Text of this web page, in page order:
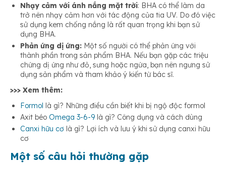
Nhạy cảm với ánh nắng mặt trời: BHA có thể làm da
trở nên nhạy cảm hơn với tác động của tia UV. Do đó việc
sử dụng kem chống nắng là rất quan trọng khi bạn sử
dụng BHA.
Phản ứng dị ứng: Một số người có thể phản ứng với
thành phần trong sản phẩm BHA. Nếu bạn gặp các triệu
chứng dị ứng như đỏ, sưng hoặc ngứa, bạn nên ngưng sử
dụng sản phẩm và tham khảo ý kiến từ bác sĩ.
>>> Xem thêm:
Formol là gì? Những điều cần biết khi bị ngộ độc formol
Axit béo Omega 3-6-9 là gì? Công dụng và cách dùng
Canxi hữu cơ là gì? Lợi ích và lưu ý khi sử dụng canxi hữu
cơ
Một số câu hỏi thường gặp